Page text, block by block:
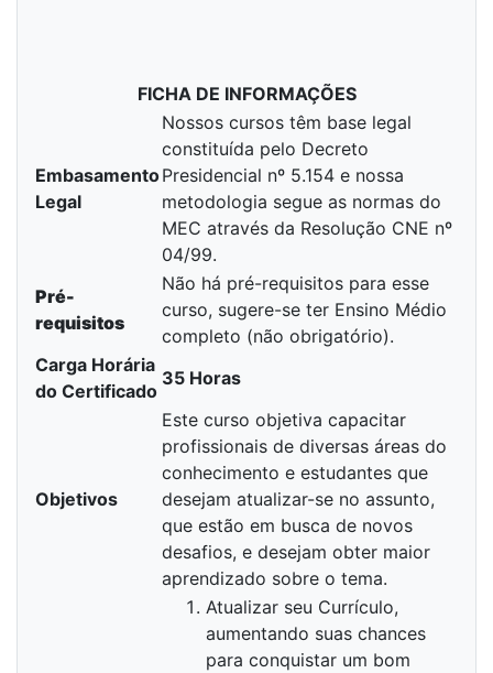
FICHA DE INFORMAÇÕES
Embasamento
Legal
Nossos cursos têm base legal
constituída pelo Decreto
Presidencial nº 5.154 e nossa
metodologia segue as normas do
MEC através da Resolução CNE nº
04/99.
Pré-
requisitos
Não há pré-requisitos para esse
curso, sugere-se ter Ensino Médio
completo (não obrigatório).
Carga Horária
do Certificado
35 Horas
Objetivos
Este curso objetiva capacitar
profissionais de diversas áreas do
conhecimento e estudantes que
desejam atualizar-se no assunto,
que estão em busca de novos
desafios, e desejam obter maior
aprendizado sobre o tema.
Atualizar seu Currículo,
aumentando suas chances
para conquistar um bom